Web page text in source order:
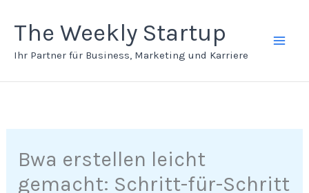
Inhalt
springen
The Weekly Startup
Ihr Partner für Business, Marketing und Karriere
Bwa erstellen leicht
gemacht: Schritt-für-Schritt